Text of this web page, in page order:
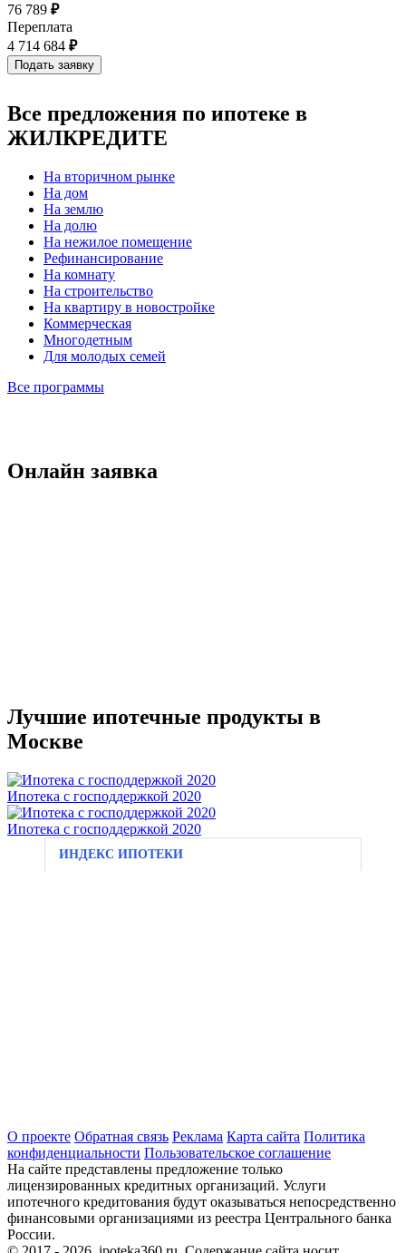
76 789 ₽
Переплата
4 714 684 ₽
Все предложения по ипотеке в
ЖИЛКРЕДИТЕ
На вторичном рынке
На дом
На землю
На долю
На нежилое помещение
Рефинансирование
На комнату
На строительство
На квартиру в новостройке
Коммерческая
Многодетным
Для молодых семей
Все программы
Онлайн заявка
Лучшие ипотечные продукты в
Москве
Ипотека с господдержкой 2020
Ипотека с господдержкой 2020
ИНДЕКС ИПОТЕКИ
О проекте Обратная связь Реклама Карта сайта Политика
конфиденциальности Пользовательское соглашение
На сайте представлены предложение только
лицензированных кредитных организаций. Услуги
ипотечного кредитования будут оказываться непосредственно
финансовыми организациями из реестра Центрального банка
России.